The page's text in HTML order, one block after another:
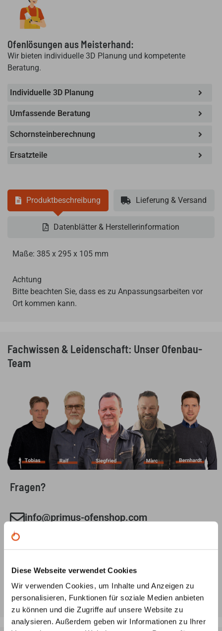
Diese Webseite verwendet Cookies
Wir verwenden Cookies, um Inhalte und Anzeigen zu
personalisieren, Funktionen für soziale Medien anbieten
zu können und die Zugriffe auf unsere Website zu
analysieren. Außerdem geben wir Informationen zu Ihrer
Feuerraumauskledung
Brennraumauskleidung
-
Maße:
385
295
105
Menge
Ofenlösungen aus Meisterhand:
Wir bieten individuelle 3D Planung und kompetente
Beratung.
Individuelle 3D Planung
Umfassende Beratung
Schornsteinberechnung
Ersatzteile
Produktbeschreibung Lieferung & Versand
Datenblätter & Herstellerinformation
Maße: 385 x 295 x 105 mm
Achtung
Bitte beachten Sie, dass es zu Anpassungsarbeiten vor
Ort kommen kann.
Fachwissen & Leidenschaft: Unser Ofenbau-
Team
Fragen?
info@primus-ofenshop.com
Gerne beraten wir Sie auch telefonisch:
Mo-Fr: 8:00 Uhr - 18.00 Uhr